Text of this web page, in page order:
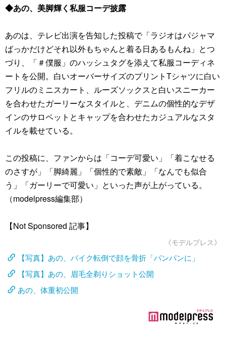
◆あの、美脚輝く私服コーデ披露
あのは、テレビ出演を告知した投稿で「ラジオはパジャマ
ばっかだけどそれ以外もちゃんと着る日あるもんね」とつ
づり、「＃僕服」のハッシュタグを添えて私服コーディネ
ートを公開。白いオーバーサイズのプリントTシャツに白い
フリルのミニスカート、ルーズソックスと白いスニーカー
を合わせたガーリーなスタイルと、デニムの個性的なデザ
インのサロペットとキャップを合わせたカジュアルなスタ
イルを載せている。
この投稿に、ファンからは「コーデ可愛い」「着こなせる
のさすが」「脚綺麗」「個性的で素敵」「なんでも似合
う」「ガーリーで可愛い」といった声が上がっている。
（modelpress編集部）
【Not Sponsored 記事】
《モデルプレス》
【写真】あの、バイク転倒で顔を骨折「パンパンに」
【写真】あの、眉毛全剃りショット公開
あの、体重初公開